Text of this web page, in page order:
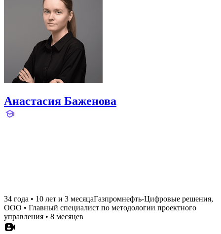
Анастасия Баженова
34 года • 10 лет и 3 месяцаГазпромнефть-Цифровые решения,
ООО • Главный специалист по методологии проектного
управления • 8 месяцев